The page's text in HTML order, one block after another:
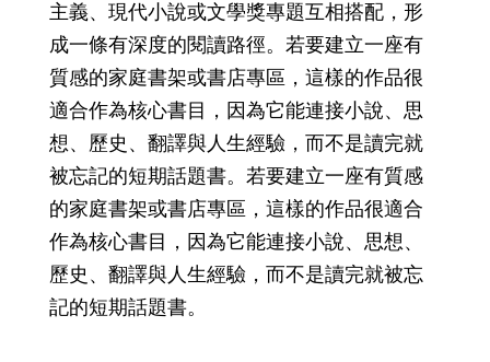
主義、現代小說或文學獎專題互相搭配，形
成一條有深度的閱讀路徑。若要建立一座有
質感的家庭書架或書店專區，這樣的作品很
適合作為核心書目，因為它能連接小說、思
想、歷史、翻譯與人生經驗，而不是讀完就
被忘記的短期話題書。若要建立一座有質感
的家庭書架或書店專區，這樣的作品很適合
作為核心書目，因為它能連接小說、思想、
歷史、翻譯與人生經驗，而不是讀完就被忘
記的短期話題書。